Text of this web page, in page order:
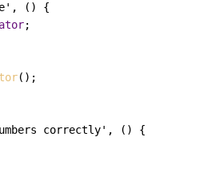
', () {
;
();
correctly', () {